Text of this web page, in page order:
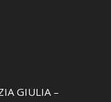
GIULIA –